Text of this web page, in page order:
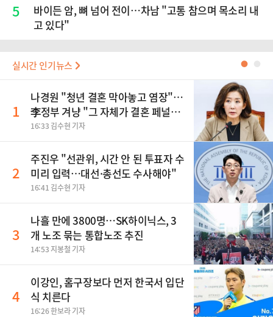
5
바이든 암, 뼈 넘어 전이…차남 "고통 참으며 목소리 내
고 있다"
실시간 인기뉴스 ●
1
나경원 "청년 결혼 막아놓고 염장"…
李정부 겨냥 "그 자체가 결혼 페널
티"
16:33 김수현 기자
2
주진우 "선관위, 시간 안 된 투표자 수
미리 입력…대선·총선도 수사해야"
16:41 김수현 기자
3
나흘 만에 3800명…SK하이닉스, 3
개 노조 묶는 통합노조 추진
14:53 지봉철 기자
4
이강인, 홈구장보다 먼저 한국서 입단
식 치른다
16:26 한보라 기자